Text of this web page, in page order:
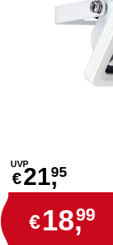
UVP
€21,95
€18,99